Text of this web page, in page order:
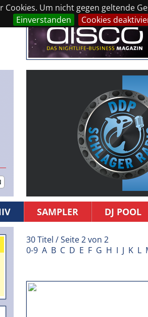
Um nicht gegen geltende
Einverstanden
Cookies
SAMPLER DJ POOL
30 Titel / Seite 2 von 2
0-9 A B C D E F G H I J K L